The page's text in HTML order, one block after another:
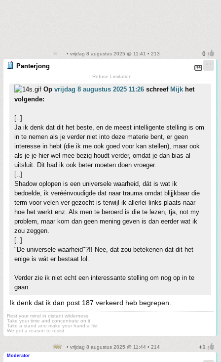
• vrijdag 8 augustus 2025 @ 11:41 • 213
Panterjong
I Refuse Limitation
Op vrijdag 8 augustus 2025 11:26 schreef Mijk het
volgende:
[..]
Ja ik denk dat dit het beste, en de meest intelligente stelling is om
in te nemen als je verder niet into deze materie bent, er geen
interesse in hebt (die ik me ook goed voor kan stellen), maar ook
als je je hier wel mee bezig houdt verder, omdat je dan bias al
uitsluit. Dit had ik ook beter moeten doen vroeger.
[..]
Shadow oplopen is een universele waarheid, dát is wat ik
bedoelde, ik veréénvoudigde dat naar trauma omdat blijjkbaar die
term voor velen ver gezocht is terwijl ik allerlei links plaats naar
hoe het werkt enz. Als men te beroerd is die te lezen, tja, not my
problem, maar kom dan geen mening geven is dan eerder wat ik
zou zeggen.
[..]
"De universele waarheid"?!! Nee, dat zou betekenen dat dit het
enige is wát er bestaat lol.
Verder zie ik niet echt een interessante stelling om nog op in te
gaan.
Ik denk dat ik dan post 187 verkeerd heb begrepen.
Rest your mind in distant wilderness
Take your time and concentrate on it
Take a stand and make your hand a fist
We got a reason to resist
• vrijdag 8 augustus 2025 @ 11:44 • 214
Moderator